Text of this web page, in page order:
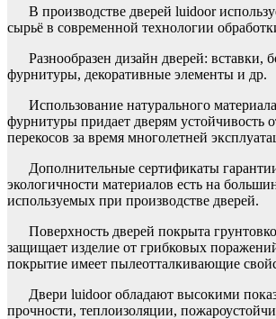
В производстве дверей luidoor
сырьё в современной технологии
Разнообразен дизайн дверей: вставки,
фурнитуры, декоративные элементы и др.
Использование натурального
фурнитуры придает дверям устойчивость
перекосов за время многолетней
Дополнительные сертификаты
экологичности материалов есть на
используемых при производстве дверей.
Поверхность дверей покрыта
защищает изделие от грибковых
покрытие имеет пылеотталкивающие
Двери luidoor обладают высокими
прочности, теплоизоляции,